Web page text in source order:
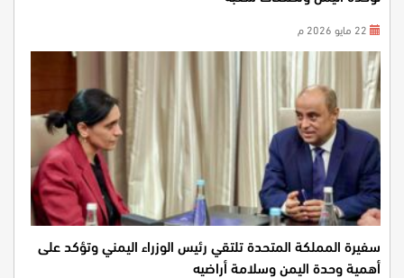
سفيرة المملكة المتحدة تلتقي رئيس الوزراء اليمني وتؤكد على
أهمية وحدة اليمن وسلامة أراضيه